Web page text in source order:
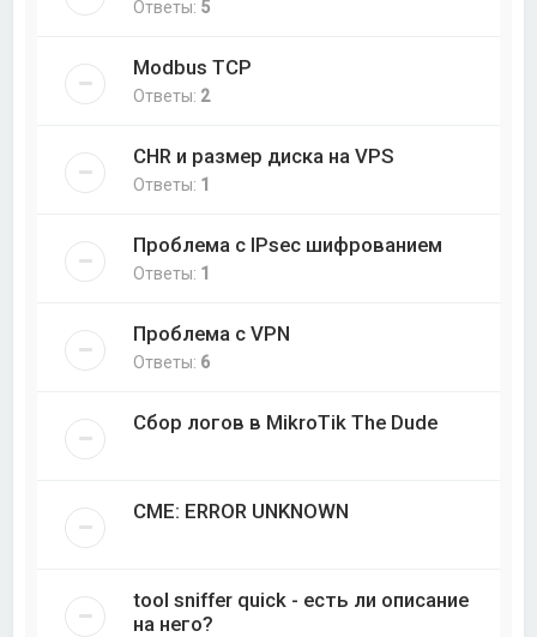
Ответы: 5
Modbus TCP
Ответы: 2
CHR и размер диска на VPS
Ответы: 1
Проблема с IPsec шифрованием
Ответы: 1
Проблема с VPN
Ответы: 6
Сбор логов в MikroTik The Dude
CME: ERROR UNKNOWN
tool sniffer quick - есть ли описание
на него?